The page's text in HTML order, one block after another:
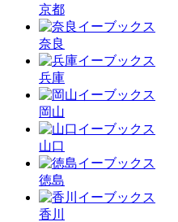
京都
奈良
兵庫
岡山
山口
徳島
香川